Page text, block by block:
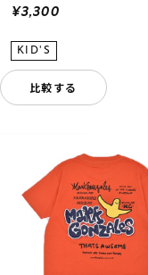
¥3,300
比較する